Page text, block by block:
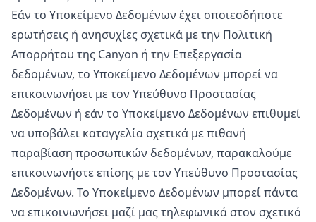
Εάν το Υποκείμενο Δεδομένων έχει οποιεσδήποτε
ερωτήσεις ή ανησυχίες σχετικά με την Πολιτική
Απορρήτου της Canyon ή την Επεξεργασία
δεδομένων, το Υποκείμενο Δεδομένων μπορεί να
επικοινωνήσει με τον Υπεύθυνο Προστασίας
Δεδομένων ή εάν το Υποκείμενο Δεδομένων επιθυμεί
να υποβάλει καταγγελία σχετικά με πιθανή
παραβίαση προσωπικών δεδομένων, παρακαλούμε
επικοινωνήστε επίσης με τον Υπεύθυνο Προστασίας
Δεδομένων. Το Υποκείμενο Δεδομένων μπορεί πάντα
να επικοινωνήσει μαζί μας τηλεφωνικά στον σχετικό